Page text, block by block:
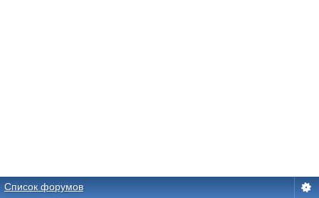
Список форумов